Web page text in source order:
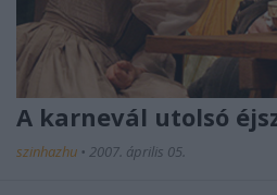
A karnevál utolsó
szinhazhu • 2007. április 05.